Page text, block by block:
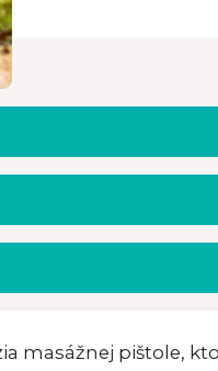
masážnej pištole,